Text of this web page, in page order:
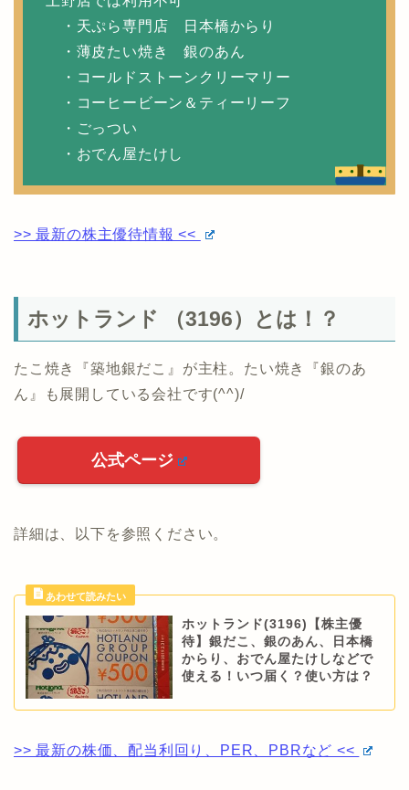
・天ぷら専門店 日本橋からり
・薄皮たい焼き 銀のあん
・コールドストーンクリーマリー
・コーヒービーン＆ティーリーフ
・ごっつい
・おでん屋たけし
>> 最新の株主優待情報 <<
ホットランド （3196）とは！？
たこ焼き『築地銀だこ』が主柱。たい焼き『銀のあ
ん』も展開している会社です(^^)/
公式ページ
詳細は、以下を参照ください。
ホットランド(3196)【株主優
待】銀だこ、銀のあん、日本橋
からり、おでん屋たけしなどで
使える！いつ届く？使い方は？
>> 最新の株価、配当利回り、PER、PBRなど <<